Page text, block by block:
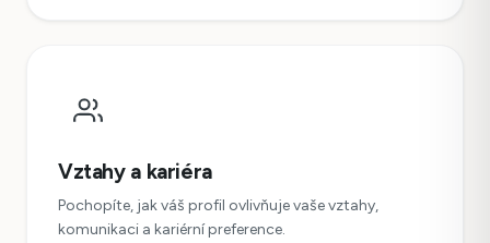
Vztahy a kariéra
Pochopíte, jak váš profil ovlivňuje vaše vztahy,
komunikaci a kariérní preference.